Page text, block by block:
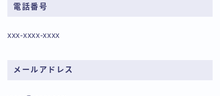
電話番号
xxx-xxxx-xxxx
メールアドレス